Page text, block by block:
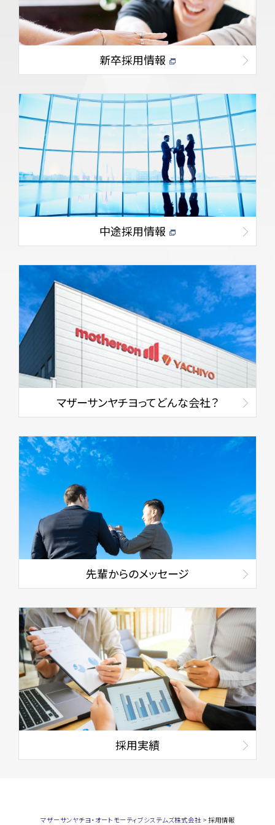
新卒採用情報
中途採用情報
マザーサンヤチヨってどんな会社？
先輩からのメッセージ
採用実績
マザーサンヤチヨ・オートモーティブシステムズ株式会社> 採用情報